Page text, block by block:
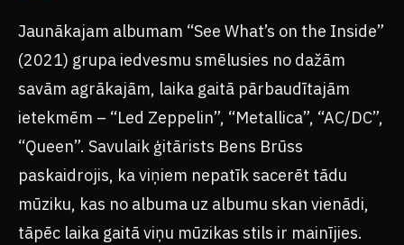
Jaunākajam albumam “See What’s on the Inside”
(2021) grupa iedvesmu smēlusies no dažām
savām agrākajām, laika gaitā pārbaudītajām
ietekmēm – “Led Zeppelin”, “Metallica”, “AC/DC”,
“Queen”. Savulaik ģitārists Bens Brūss
paskaidrojis, ka viņiem nepatīk sacerēt tādu
mūziku, kas no albuma uz albumu skan vienādi,
tāpēc laika gaitā viņu mūzikas stils ir mainījies.